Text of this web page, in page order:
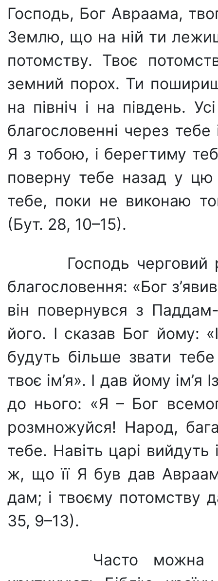
Господь, Бог Авраама,
Землю, що на ній ти
потомству. Твоє
земний порох. Ти
на північ і на південь.
благословенні через
Я з тобою, і берегтиму
поверну тебе назад у
тебе, поки не виконаю
(Бут. 28, 10–15).
Господь черговий
благословення: «Бог
він повернувся з
його. І сказав Бог йому:
будуть більше звати тебе
твоє ім’я». І дав йому ім’я
до нього: «Я – Бог
розмножуйся! Народ,
тебе. Навіть царі вийдуть
ж, що її Я був дав
дам; і твоєму
35, 9–13).
Часто можна